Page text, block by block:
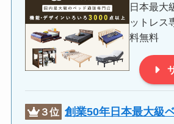
日本最大
ットレス
料無料
３位 創業50年日本最大級